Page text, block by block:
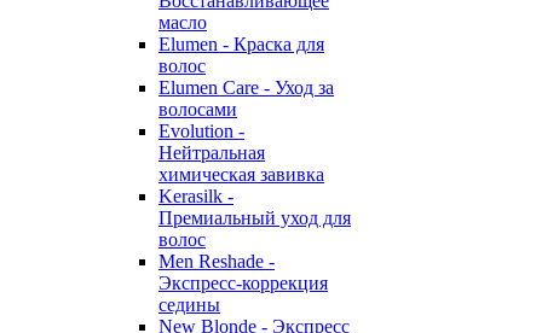
масло
Elumen - Краска для
волос
Elumen Care - Уход за
волосами
Evolution -
Нейтральная
химическая завивка
Kerasilk -
Премиальный уход для
волос
Men Reshade -
Экспресс-коррекция
седины
New Blonde - Экспресс